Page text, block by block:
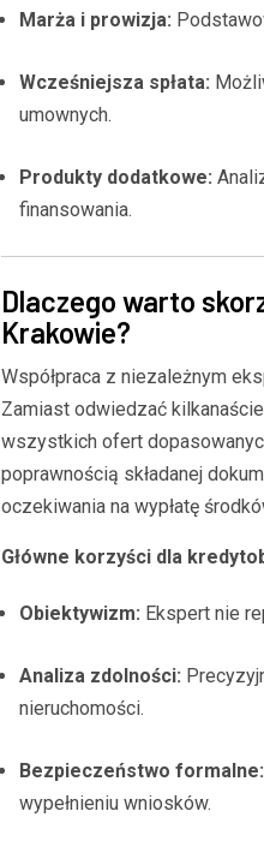
Marża i prowizja:
Wcześniejsza spłata:
umownych.
Produkty dodatkowe:
finansowania.
Dlaczego warto
Krakowie?
Współpraca z niezależnym
Zamiast odwiedzać
wszystkich ofert
poprawnością składanej
oczekiwania na wypłatę
Główne korzyści dla
Obiektywizm: Ekspert nie
Analiza zdolności:
nieruchomości.
Bezpieczeństwo formalne:
wypełnieniu wniosków.